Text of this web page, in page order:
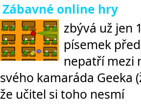
Zábavné online hry
zbývá už jen
písemek
nepatří mezi
svého kamaráda Geeka
že učitel si toho nesmí